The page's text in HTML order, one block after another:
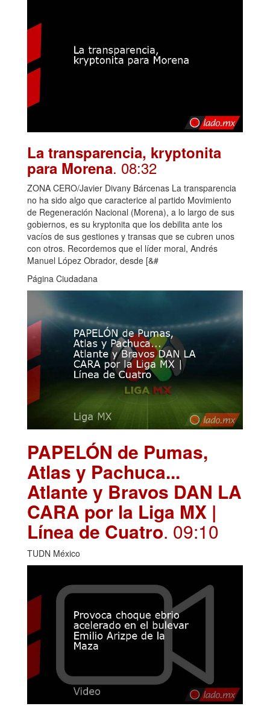
La transparencia, kryptonita
para Morena. 08:32
ZONA CERO/Javier Divany Bárcenas La transparencia
no ha sido algo que caracterice al partido Movimiento
de Regeneración Nacional (Morena), a lo largo de sus
gobiernos, es su kryptonita que los debilita ante los
vacíos de sus gestiones y transas que se cubren unos
con otros. Recordemos que el líder moral, Andrés
Manuel López Obrador, desde [&#
Página Ciudadana
PAPELÓN de Pumas,
Atlas y Pachuca...
Atlante y Bravos DAN LA
CARA por la Liga MX |
Línea de Cuatro. 09:10
TUDN México